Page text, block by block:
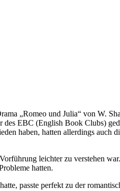
„Romeo und Julia“ von W.
EBC (English Book Clubs)
haben, hatten allerdings auch
leichter zu verstehen
hatten.
passte perfekt zu der